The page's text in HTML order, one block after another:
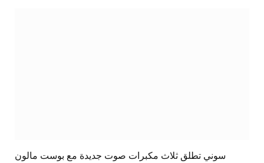
سوني تطلق ثلاث مكبرات صوت جديدة مع بوست مالون